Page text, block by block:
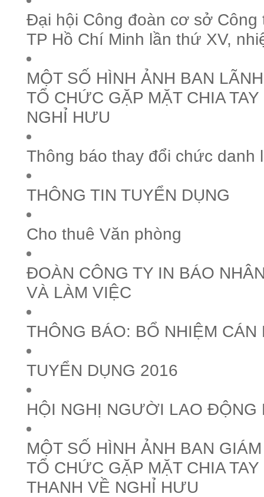
Đại hội Công đoàn cơ sở Công
TP Hồ Chí Minh lần thứ XV,
MỘT SỐ HÌNH ẢNH BAN
TỔ CHỨC GẶP MẶT CHIA
NGHỈ HƯU
Thông báo thay đổi chức danh
THÔNG TIN TUYỂN DỤNG
Cho thuê Văn phòng
ĐOÀN CÔNG TY IN BÁO
VÀ LÀM VIỆC
THÔNG BÁO: BỔ NHIỆM
TUYỂN DỤNG 2016
HỘI NGHỊ NGƯỜI LAO ĐỘNG
MỘT SỐ HÌNH ẢNH BAN
TỔ CHỨC GẶP MẶT CHIA
THANH VỀ NGHỈ HƯU